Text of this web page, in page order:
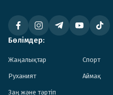
Бөлімдер:
Жаңалықтар Спорт
Руханият Аймақ
Заң және тәртіп